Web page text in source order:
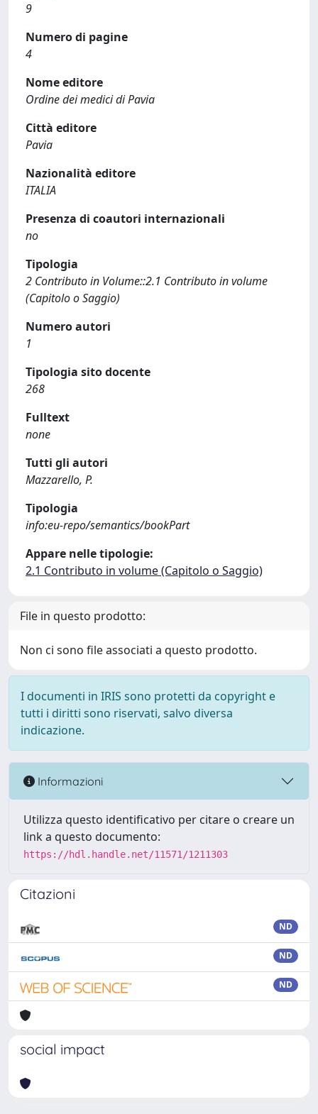
9
Numero di pagine
4
Nome editore
Ordine dei medici di Pavia
Città editore
Pavia
Nazionalità editore
ITALIA
Presenza di coautori internazionali
no
Tipologia
2 Contributo in Volume::2.1 Contributo in volume
(Capitolo o Saggio)
Numero autori
1
Tipologia sito docente
268
Fulltext
none
Tutti gli autori
Mazzarello, P.
Tipologia
info:eu-repo/semantics/bookPart
Appare nelle tipologie:
2.1 Contributo in volume (Capitolo o Saggio)
File in questo prodotto:
Non ci sono file associati a questo prodotto.
I documenti in IRIS sono protetti da copyright e
tutti i diritti sono riservati, salvo diversa
indicazione.
Informazioni
Utilizza questo identificativo per citare o creare un
link a questo documento:
https://hdl.handle.net/11571/1211303
Citazioni
ND
ND
ND
social impact